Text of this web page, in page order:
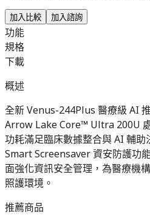
加入比較 加入諮詢
功能
規格
下載
概述
全新 Venus-244Plus 醫療級 AI
Arrow Lake Core™ Ultra 200U
功耗滿足臨床數據整合與 AI 輔
Smart Screensaver 資安防護功
面強化資訊安全管理，為醫療機
照護環境。
推薦商品